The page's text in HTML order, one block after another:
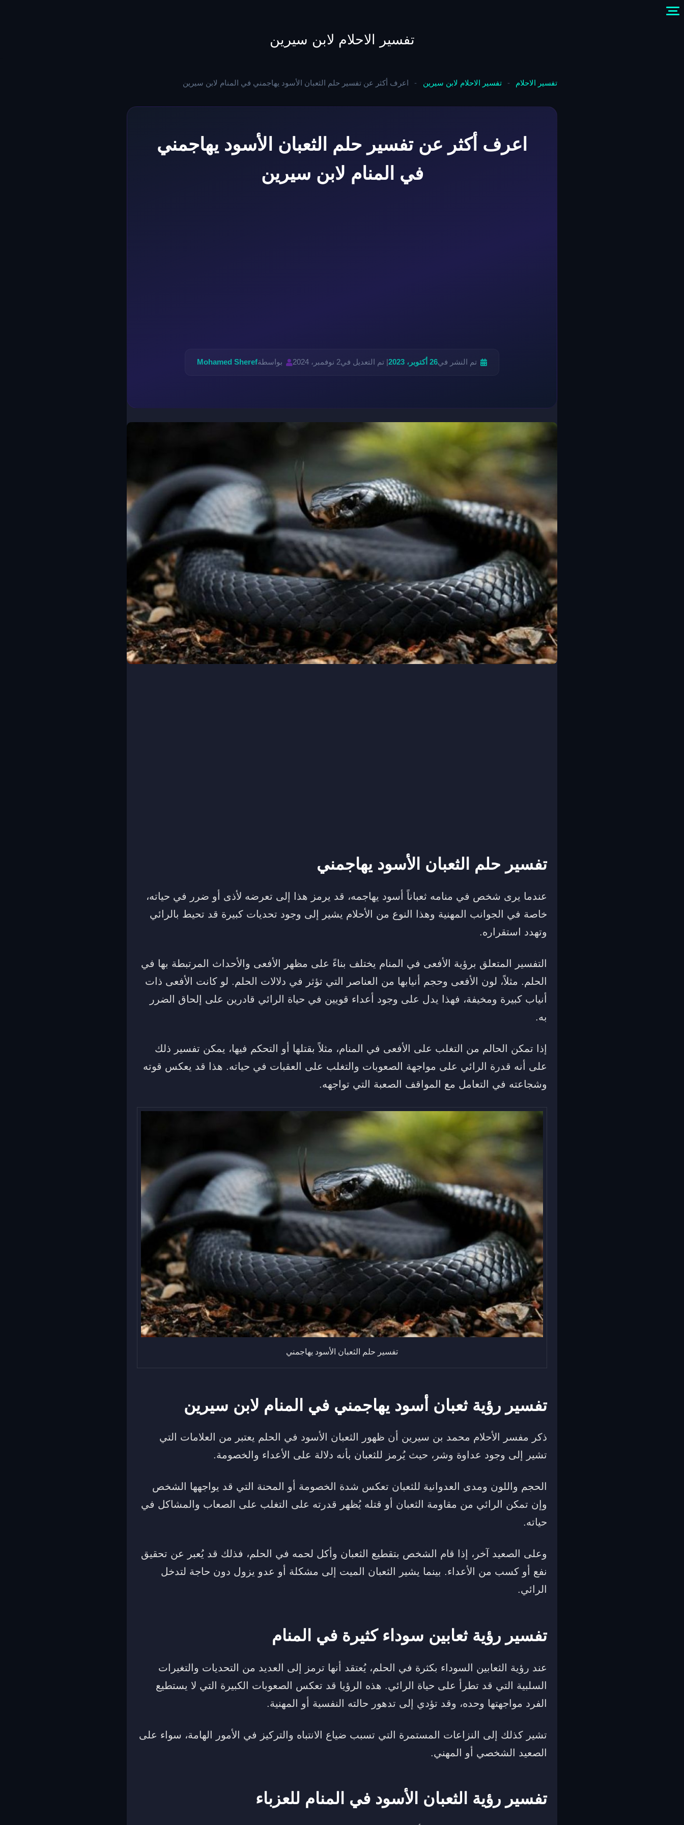
تفسير الاحلام لابن سيرين
تفسير الاحلام - تفسير الاحلام لابن سيرين - اعرف أكثر عن تفسير حلم الثعبان الأسود يهاجمني في المنام لابن سيرين
اعرف أكثر عن تفسير حلم الثعبان الأسود يهاجمني
في المنام لابن سيرين
تم النشر في26 أكتوبر، 2023 | تم التعديل في2 نوفمبر، 2024 بواسطةMohamed Sheref
تفسير حلم الثعبان الأسود يهاجمني
عندما يرى شخص في منامه ثعباناً أسود يهاجمه، قد يرمز هذا إلى تعرضه لأذى أو ضرر في حياته،
خاصة في الجوانب المهنية وهذا النوع من الأحلام يشير إلى وجود تحديات كبيرة قد تحيط بالرائي
وتهدد استقراره.
التفسير المتعلق برؤية الأفعى في المنام يختلف بناءً على مظهر الأفعى والأحداث المرتبطة بها في
الحلم. مثلاً، لون الأفعى وحجم أنيابها من العناصر التي تؤثر في دلالات الحلم. لو كانت الأفعى ذات
أنياب كبيرة ومخيفة، فهذا يدل على وجود أعداء قويين في حياة الرائي قادرين على إلحاق الضرر
به.
إذا تمكن الحالم من التغلب على الأفعى في المنام، مثلاً بقتلها أو التحكم فيها، يمكن تفسير ذلك
على أنه قدرة الرائي على مواجهة الصعوبات والتغلب على العقبات في حياته. هذا قد يعكس قوته
وشجاعته في التعامل مع المواقف الصعبة التي تواجهه.
تفسير حلم الثعبان الأسود يهاجمني
تفسير رؤية ثعبان أسود يهاجمني في المنام لابن سيرين
ذكر مفسر الأحلام محمد بن سيرين أن ظهور الثعبان الأسود في الحلم يعتبر من العلامات التي
تشير إلى وجود عداوة وشر، حيث يُرمز للثعبان بأنه دلالة على الأعداء والخصومة.
الحجم واللون ومدى العدوانية للثعبان تعكس شدة الخصومة أو المحنة التي قد يواجهها الشخص
وإن تمكن الرائي من مقاومة الثعبان أو قتله يُظهر قدرته على التغلب على الصعاب والمشاكل في
حياته.
وعلى الصعيد آخر، إذا قام الشخص بتقطيع الثعبان وأكل لحمه في الحلم، فذلك قد يُعبر عن تحقيق
نفع أو كسب من الأعداء. بينما يشير الثعبان الميت إلى مشكلة أو عدو يزول دون حاجة لتدخل
الرائي.
تفسير رؤية ثعابين سوداء كثيرة في المنام
عند رؤية الثعابين السوداء بكثرة في الحلم، يُعتقد أنها ترمز إلى العديد من التحديات والتغيرات
السلبية التي قد تطرأ على حياة الرائي. هذه الرؤيا قد تعكس الصعوبات الكبيرة التي لا يستطيع
الفرد مواجهتها وحده، وقد تؤدي إلى تدهور حالته النفسية أو المهنية.
تشير كذلك إلى النزاعات المستمرة التي تسبب ضياع الانتباه والتركيز في الأمور الهامة، سواء على
الصعيد الشخصي أو المهني.
تفسير رؤية الثعبان الأسود في المنام للعزباء